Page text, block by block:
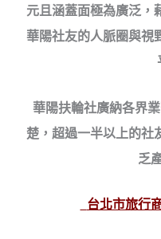
元且涵蓋面極為廣泛，
華陽社友的人脈圈與視
華陽扶輪社廣納各界
楚，超過一半以上的社
乏
台北市旅行